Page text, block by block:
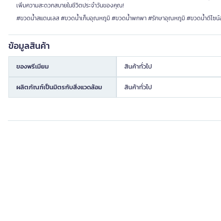
เพิ่มความสะดวกสบายในชีวิตประจำวันของคุณ!
#ขวดน้ำสแตนเลส #ขวดน้ำเก็บอุณหภูมิ #ขวดน้ำพกพา #รักษาอุณหภูมิ #ขวดน้ำดีไซน์
ข้อมูลสินค้า
ของพรีเมียม สินค้าทั่วไป
ผลิตภัณฑ์เป็นมิตรกับสิ่งแวดล้อม สินค้าทั่วไป